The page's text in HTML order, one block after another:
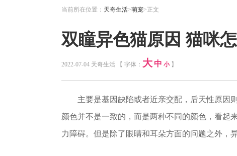
当前所在位置： 天奇生活>萌宠>正文
双瞳异色猫原因 猫咪
2022-07-04 天奇生活 【 字体： 大 中 小】
主要是基因缺陷或者近亲交配，后天性原因则
颜色并不是一致的，而是两种不同的颜色，看起
力障碍。但是除了眼睛和耳朵方面的问题之外，